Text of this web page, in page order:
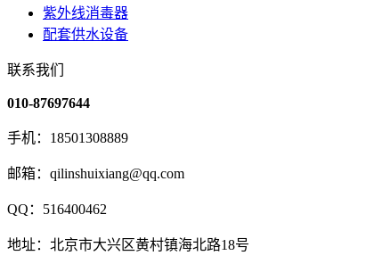
紫外线消毒器
配套供水设备
联系我们
010-87697644
手机：18501308889
邮箱：qilinshuixiang@qq.com
QQ：516400462
地址：北京市大兴区黄村镇海北路18号